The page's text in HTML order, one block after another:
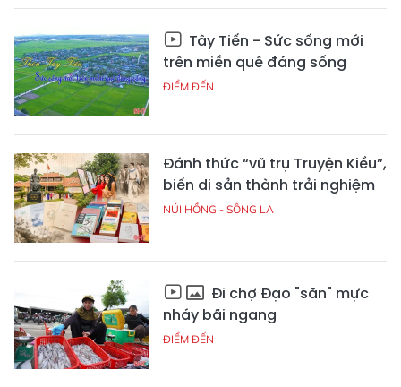
Tây Tiến - Sức sống mới
trên miền quê đáng sống
ĐIỂM ĐẾN
Đánh thức “vũ trụ Truyện Kiều”,
biến di sản thành trải nghiệm
NÚI HỒNG - SÔNG LA
Đi chợ Đạo "săn" mực
nháy bãi ngang
ĐIỂM ĐẾN